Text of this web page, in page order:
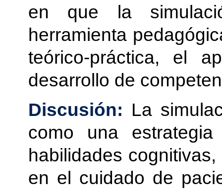
en que la
herramienta
teórico-práctica, el
desarrollo de
Discusión: La
como una
habilidades
en el cuidado de